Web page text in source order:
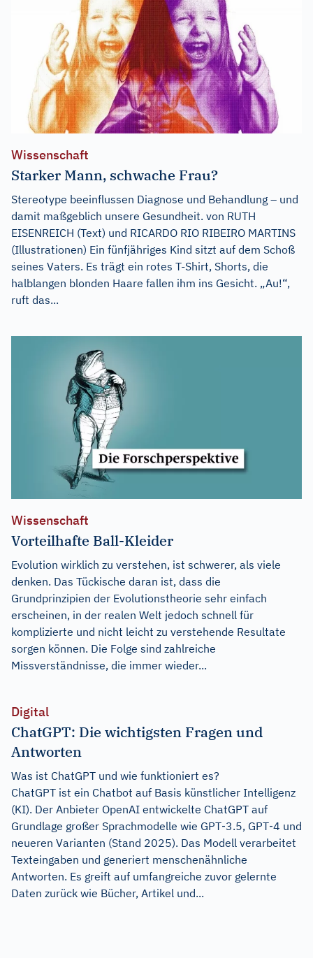
Wissenschaft
Starker Mann, schwache Frau?
Stereotype beeinflussen Diagnose und Behandlung – und
damit maßgeblich unsere Gesundheit. von RUTH
EISENREICH (Text) und RICARDO RIO RIBEIRO MARTINS
(Illustrationen) Ein fünfjähriges Kind sitzt auf dem Schoß
seines Vaters. Es trägt ein rotes T-Shirt, Shorts, die
halblangen blonden Haare fallen ihm ins Gesicht. „Au!“,
ruft das...
Wissenschaft
Vorteilhafte Ball-Kleider
Evolution wirklich zu verstehen, ist schwerer, als viele
denken. Das Tückische daran ist, dass die
Grundprinzipien der Evolutionstheorie sehr einfach
erscheinen, in der realen Welt jedoch schnell für
komplizierte und nicht leicht zu verstehende Resultate
sorgen können. Die Folge sind zahlreiche
Missverständnisse, die immer wieder...
Digital
ChatGPT: Die wichtigsten Fragen und
Antworten
Was ist ChatGPT und wie funktioniert es?
ChatGPT ist ein Chatbot auf Basis künstlicher Intelligenz
(KI). Der Anbieter OpenAI entwickelte ChatGPT auf
Grundlage großer Sprachmodelle wie GPT‑3.5, GPT‑4 und
neueren Varianten (Stand 2025). Das Modell verarbeitet
Texteingaben und generiert menschenähnliche
Antworten. Es greift auf umfangreiche zuvor gelernte
Daten zurück wie Bücher, Artikel und...